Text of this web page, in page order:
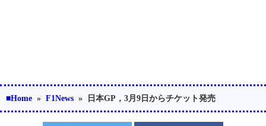
■Home » F1News » 日本GP，3月9日からチケット発売